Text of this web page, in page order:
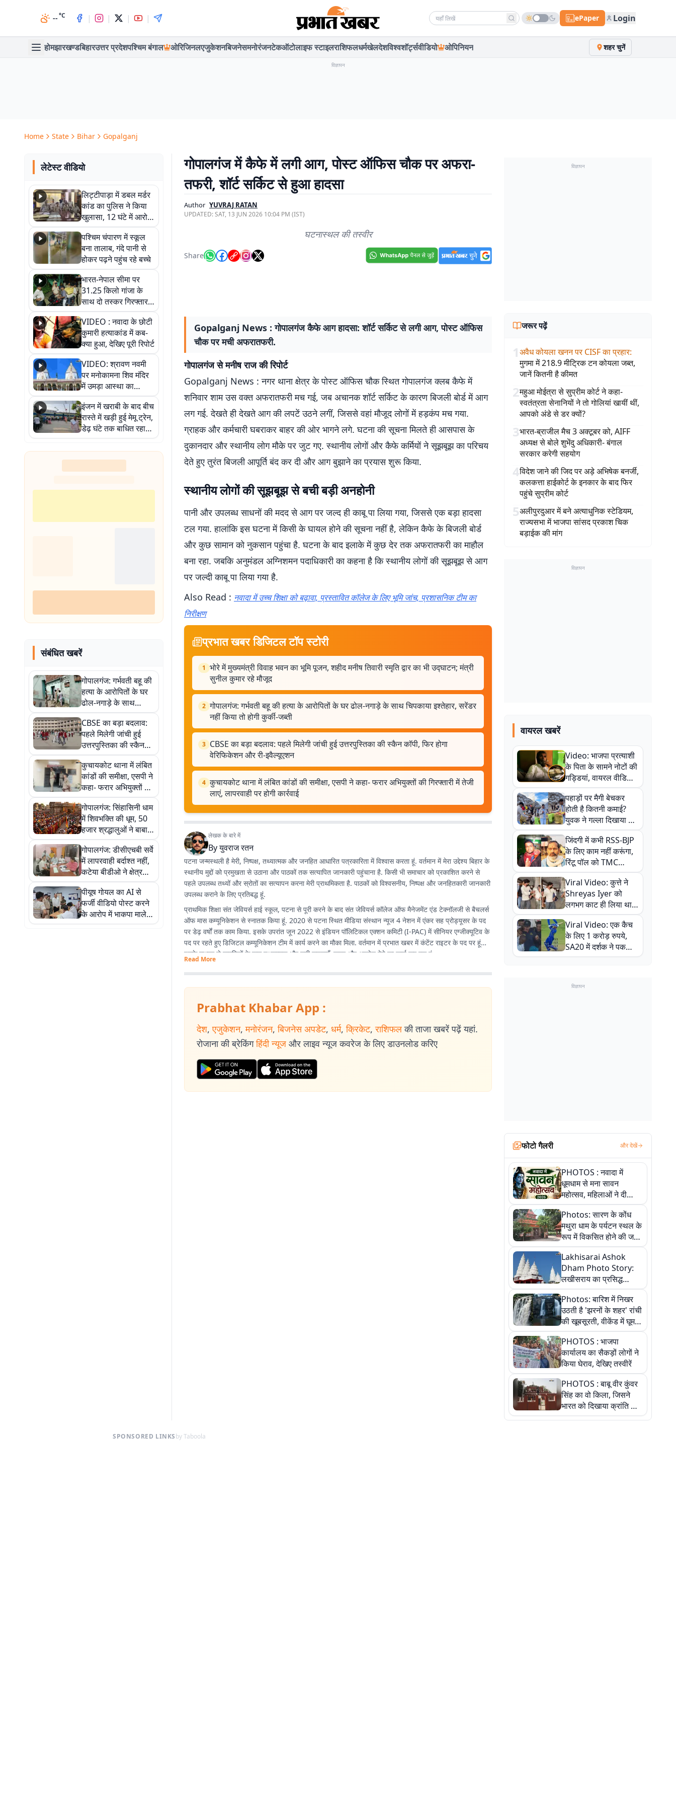
--°C | | | | Search news ePaper Login
होमझारखण्डबिहारउत्तर प्रदेशपश्चिम बंगाल ओरिजिनलएजुकेशनबिजनेसमनोरंजनटेकऑटोलाइफ स्टाइलराशिफलधर्मखेलदेशविश्वशॉर्ट्सवीडियो ओपिनियन शहर चुनें
विज्ञापन
Home State Bihar Gopalganj
लेटेस्ट वीडियो
लिट्टीपाड़ा में डबल मर्डर
कांड का पुलिस ने किया
खुलासा, 12 घंटे में आरोपी
गिरफ्तार
पश्चिम चंपारण में स्कूल
बना तालाब, गंदे पानी से
होकर पढ़ने पहुंच रहे बच्चे
भारत-नेपाल सीमा पर
31.25 किलो गांजा के
साथ दो तस्कर गिरफ्तार,
नेपाली नंबर की बाइक
जब्त
VIDEO : नवादा के छोटी
कुमारी हत्याकांड में कब-
क्या हुआ, देखिए पूरी रिपोर्ट
VIDEO: श्रावण नवमी
पर मनोकामना शिव मंदिर
में उमड़ा आस्था का
सैलाब, हर-हर महादेव के
जयघोष से गूंजा परिसर
इंजन में खराबी के बाद बीच
रास्ते में खड़ी हुई मेमू ट्रेन,
डेढ़ घंटे तक बाधित रहा
आवागमन
संबंधित खबरें
गोपालगंज: गर्भवती बहू की
हत्या के आरोपितों के घर
ढोल-नगाड़े के साथ
चिपकाया इश्तेहार, सरेंडर
नहीं किया तो होगी कुर्की-
जब्ती
CBSE का बड़ा बदलाव:
पहले मिलेगी जांची हुई
उत्तरपुस्तिका की स्कैन
कॉपी, फिर होगा
वेरिफिकेशन और री-
इवैल्यूएशन
कुचायकोट थाना में लंबित
कांडों की समीक्षा, एसपी ने
कहा- फरार अभियुक्तों की
गिरफ्तारी में तेजी लाएं,
लापरवाही पर होगी
कार्रवाई
गोपालगंज: सिंहासिनी धाम
में शिवभक्ति की धूम, 50
हजार श्रद्धालुओं ने बाबा
धनेश्वरनाथ का किया
जलाभिषेक
गोपालगंज: डीसीएचबी सर्वे
में लापरवाही बर्दाश्त नहीं,
कटेया बीडीओ ने क्षेत्र
अधिकारियों को दिए
त्रुटिरहित आंकड़े जुटाने
के निर्देश
पीयूष गोयल का AI से
फर्जी वीडियो पोस्ट करने
के आरोप में भाकपा माले
नेता अजातशत्रु जेल भेजे
गोपालगंज में कैफे में लगी आग, पोस्ट ऑफिस चौक पर अफरा-
तफरी, शॉर्ट सर्किट से हुआ हादसा
Author YUVRAJ RATAN
UPDATED:SAT, 13 JUN 2026 10:04 PM (IST)
घटनास्थल की तस्वीर
Share
Gopalganj News : गोपालगंज कैफे आग हादसा: शॉर्ट सर्किट से लगी आग, पोस्ट ऑफिस
चौक पर मची अफरातफरी.
गोपालगंज से मनीष राज की रिपोर्ट
Gopalganj News : नगर थाना क्षेत्र के पोस्ट ऑफिस चौक स्थित गोपालगंज क्लब कैफे में
शनिवार शाम उस वक्त अफरातफरी मच गई, जब अचानक शॉर्ट सर्किट के कारण बिजली बोर्ड में आग
लग गई. देखते ही देखते आग की लपटें उठने लगीं, जिससे वहां मौजूद लोगों में हड़कंप मच गया.
ग्राहक और कर्मचारी घबराकर बाहर की ओर भागने लगे. घटना की सूचना मिलते ही आसपास के
दुकानदार और स्थानीय लोग मौके पर जुट गए. स्थानीय लोगों और कैफे कर्मियों ने सूझबूझ का परिचय
देते हुए तुरंत बिजली आपूर्ति बंद कर दी और आग बुझाने का प्रयास शुरू किया.
स्थानीय लोगों की सूझबूझ से बची बड़ी अनहोनी
पानी और उपलब्ध साधनों की मदद से आग पर जल्द ही काबू पा लिया गया, जिससे एक बड़ा हादसा
टल गया. हालांकि इस घटना में किसी के घायल होने की सूचना नहीं है, लेकिन कैफे के बिजली बोर्ड
और कुछ सामान को नुकसान पहुंचा है. घटना के बाद इलाके में कुछ देर तक अफरातफरी का माहौल
बना रहा. जबकि अनुमंडल अग्निशमन पदाधिकारी का कहना है कि स्थानीय लोगों की सूझबूझ से आग
पर जल्दी काबू पा लिया गया है.
Also Read : नवादा में उच्च शिक्षा को बढ़ावा, प्रस्तावित कॉलेज के लिए भूमि जांच, प्रशासनिक टीम का
निरीक्षण
प्रभात खबर डिजिटल टॉप स्टोरी
1 भोरे में मुख्यमंत्री विवाह भवन का भूमि पूजन, शहीद मनीष तिवारी स्मृति द्वार का भी उद्घाटन; मंत्री
सुनील कुमार रहे मौजूद
2 गोपालगंज: गर्भवती बहू की हत्या के आरोपितों के घर ढोल-नगाड़े के साथ चिपकाया इश्तेहार, सरेंडर
नहीं किया तो होगी कुर्की-जब्ती
3 CBSE का बड़ा बदलाव: पहले मिलेगी जांची हुई उत्तरपुस्तिका की स्कैन कॉपी, फिर होगा
वेरिफिकेशन और री-इवैल्यूएशन
4 कुचायकोट थाना में लंबित कांडों की समीक्षा, एसपी ने कहा- फरार अभियुक्तों की गिरफ्तारी में तेजी
लाएं, लापरवाही पर होगी कार्रवाई
लेखक के बारे में
Byयुवराज रतन
पटना जन्मस्थली है मेरी, निष्पक्ष, तथ्यात्मक और जनहित आधारित पत्रकारिता में विश्वास करता हूं. वर्तमान में मेरा उद्देश्य बिहार के
स्थानीय मुद्दों को प्रमुखता से उठाना और पाठकों तक सत्यापित जानकारी पहुंचाना है. किसी भी समाचार को प्रकाशित करने से
पहले उपलब्ध तथ्यों और स्रोतों का सत्यापन करना मेरी प्राथमिकता है. पाठकों को विश्वसनीय, निष्पक्ष और जनहितकारी जानकारी
उपलब्ध कराने के लिए प्रतिबद्ध हूं.
प्राथमिक शिक्षा संत जेवियर्स हाई स्कूल, पटना से पूरी करने के बाद संत जेवियर्स कॉलेज ऑफ मैनेजमेंट एंड टेक्नॉलजी से बैचलर्स
ऑफ मास कम्यूनिकेशन से स्नातक किया हूं. 2020 से पटना स्थित मीडिया संस्थान न्यूज 4 नेशन में एंकर सह प्रोड्यूसर के पद
पर डेढ़ वर्षों तक काम किया. इसके उपरांत जून 2022 से इंडियन पॉलिटिकल एक्शन कमिटी (I-PAC) में सीनियर एग्जीक्यूटिव के
पद पर रहते हुए डिजिटल कम्यूनिकेशन टीम में कार्य करने का मौका मिला. वर्तमान में प्रभात खबर में कंटेंट राइटर के पद पर हूं
इसके माध्यम से नागरिकों के पास तथ्यात्मक और सही सूचनाएँ, खबर और अपडेट देने का कार्य कर रहा हूं.
Read More
Prabhat Khabar App :
देश, एजुकेशन, मनोरंजन, बिजनेस अपडेट, धर्म, क्रिकेट, राशिफल की ताजा खबरें पढ़ें यहां.
रोजाना की ब्रेकिंग हिंदी न्यूज और लाइव न्यूज कवरेज के लिए डाउनलोड करिए
विज्ञापन
जरूर पढ़ें
1अवैध कोयला खनन पर CISF का प्रहार:
मुगमा में 218.9 मीट्रिक टन कोयला जब्त,
जानें कितनी है कीमत
2महुआ मोईत्रा से सुप्रीम कोर्ट ने कहा-
स्वतंत्रता सेनानियों ने तो गोलियां खायीं थीं,
आपको अंडे से डर क्यों?
3भारत-ब्राजील मैच 3 अक्टूबर को, AIFF
अध्यक्ष से बोले शुभेंदु अधिकारी- बंगाल
सरकार करेगी सहयोग
4विदेश जाने की जिद पर अड़े अभिषेक बनर्जी,
कलकत्ता हाईकोर्ट के इनकार के बाद फिर
पहुंचे सुप्रीम कोर्ट
5अलीपुरदुआर में बने अत्याधुनिक स्टेडियम,
राज्यसभा में भाजपा सांसद प्रकाश चिक
बड़ाईक की मांग
विज्ञापन
वायरल खबरें
Video: भाजपा प्रत्याशी
के पिता के सामने नोटों की
गड्डियां, वायरल वीडियो
से राजनीति में उबाल,
अजित महतो बोले- TMC
की गंदी चाल
पहाड़ों पर मैगी बेचकर
होती है कितनी कमाई?
युवक ने गल्ला दिखाया तो
नौकरी वालों के खड़े हो गए
कान
जिंदगी में कभी RSS-BJP
के लिए काम नहीं करूंगा,
रिंटू पॉल को TMC
ऑफिस में ले जाकर पीटा,
Video वायरल
Viral Video: कुत्ते ने
Shreyas Iyer को
लगभग काट ही लिया था,
न्यूजीलैंड सीरीज से पहले
बाल-बाल बचे
Viral Video: एक कैच
के लिए 1 करोड़ रुपये,
SA20 में दर्शक ने पकड़ा
एक हाथ से गजब का कैच
विज्ञापन
फोटो गैलरी और देखें
PHOTOS : नवादा में
धूमधाम से मना सावन
महोत्सव, महिलाओं ने दी
सांस्कृतिक प्रस्तुतियां
Photos: सारण के कोंध
मथुरा धाम के पर्यटन स्थल के
रूप में विकसित होने की जगी
आस, 9 तस्वीरों में देखें पूरी
कहानी
Lakhisarai Ashok
Dham Photo Story:
लखीसराय का प्रसिद्ध
अशोक धाम—आस्था,
श्रृंगार, अनुष्ठान और
अलौकिक संध्या आरती के
विहंगम दृश्य
Photos: बारिश में निखर
उठती है 'झरनों के शहर' रांची
की खूबसूरती, वीकेंड में घूम
आएं ये 5 वादियां
PHOTOS : भाजपा
कार्यालय का सैकड़ों लोगों ने
किया घेराव, देखिए तस्वीरें
PHOTOS : बाबू वीर कुंवर
सिंह का वो किला, जिसने
भारत को दिखाया क्रांति का
रास्ता: तस्वीरों में देखिए
SPONSORED LINKSby Taboola